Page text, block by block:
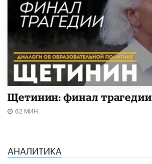
Щетинин: финал трагедии
62 МИН.
АНАЛИТИКА